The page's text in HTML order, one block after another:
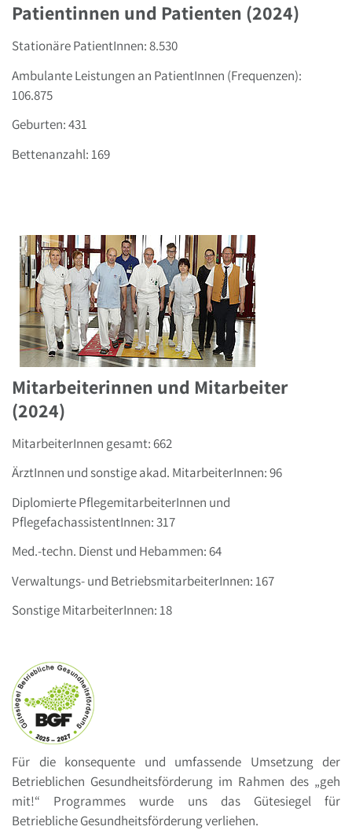
Patientinnen und Patienten (2024)
Stationäre PatientInnen: 8.530
Ambulante Leistungen an PatientInnen (Frequenzen):
106.875
Geburten: 431
Bettenanzahl: 169
Mitarbeiterinnen und Mitarbeiter
(2024)
MitarbeiterInnen gesamt: 662
ÄrztInnen und sonstige akad. MitarbeiterInnen: 96
Diplomierte PflegemitarbeiterInnen und
PflegefachassistentInnen: 317
Med.-techn. Dienst und Hebammen: 64
Verwaltungs- und BetriebsmitarbeiterInnen: 167
Sonstige MitarbeiterInnen: 18
Für die konsequente und umfassende Umsetzung der
Betrieblichen Gesundheitsförderung im Rahmen des „geh
mit!“ Programmes wurde uns das Gütesiegel für
Betriebliche Gesundheitsförderung verliehen.